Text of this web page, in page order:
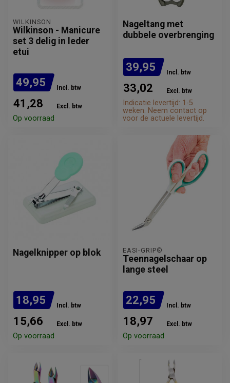
WILKINSON
Wilkinson - Manicure
set 3 delig in leder
etui
49,95 Incl. btw
41,28 Excl. btw
Op voorraad
Nageltang met
dubbele overbrenging
39,95 Incl. btw
33,02 Excl. btw
Indicatie levertijd: 1-5
weken. Neem contact op
voor de actuele levertijd.
Nagelknipper op blok
18,95 Incl. btw
15,66 Excl. btw
Op voorraad
EASI-GRIP®
Teennagelschaar op
lange steel
22,95 Incl. btw
18,97 Excl. btw
Op voorraad